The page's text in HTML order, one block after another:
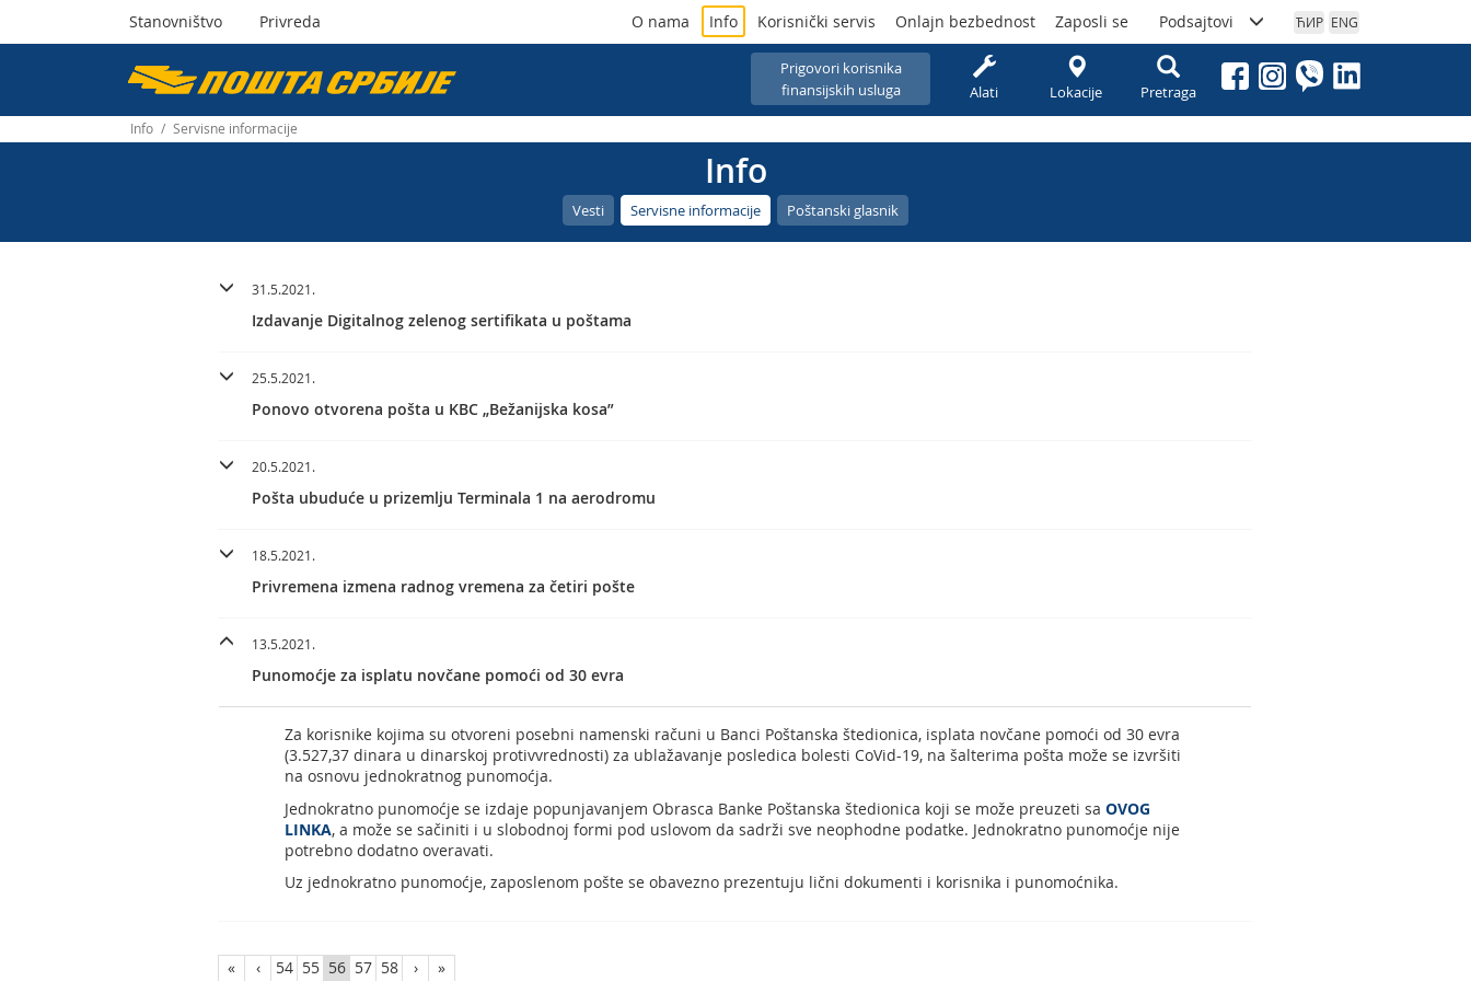
Пошта
Србије
Stanovništvo Privreda
Prigovori korisnika
finansijskih usluga
Alati Lokacije Pretraga
O nama Info Korisnički servis Onlajn bezbednost Zaposli se Podsajtovi ЋИР ENG
Info / Servisne informacije
Info
Vesti Servisne informacije Poštanski glasnik
31.5.2021.
Izdavanje Digitalnog zelenog sertifikata u poštama
25.5.2021.
Ponovo otvorena pošta u KBC „Bežanijska kosa”
20.5.2021.
Pošta ubuduće u prizemlju Terminala 1 na aerodromu
18.5.2021.
Privremena izmena radnog vremena za četiri pošte
13.5.2021.
Punomoćje za isplatu novčane pomoći od 30 evra
Za korisnike kojima su otvoreni posebni namenski računi u Banci Poštanska štedionica, isplata novčane pomoći od 30 evra
(3.527,37 dinara u dinarskoj protivvrednosti) za ublažavanje posledica bolesti CoVid-19, na šalterima pošta može se izvršiti
na osnovu jednokratnog punomoćja.
Jednokratno punomoćje se izdaje popunjavanjem Obrasca Banke Poštanska štedionica koji se može preuzeti saOVOG
LINKA, a može se sačiniti i u slobodnoj formi pod uslovom da sadrži sve neophodne podatke. Jednokratno punomoćje nije
potrebno dodatno overavati.
Uz jednokratno punomoćje, zaposlenom pošte se obavezno prezentuju lični dokumenti i korisnika i punomoćnika.
« ‹ 54 55 56 57 58 › »